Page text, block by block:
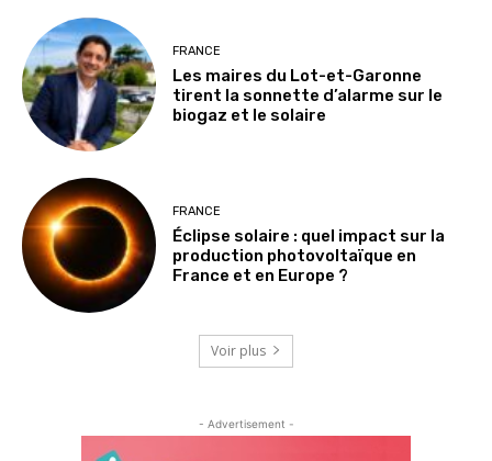
FRANCE
Les maires du Lot-et-Garonne
tirent la sonnette d’alarme sur le
biogaz et le solaire
FRANCE
Éclipse solaire : quel impact sur la
production photovoltaïque en
France et en Europe ?
Voir plus
- Advertisement -